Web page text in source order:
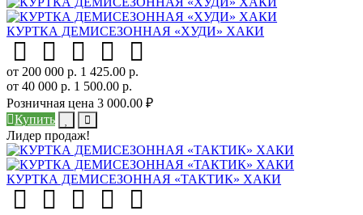
КУРТКА ДЕМИСЕЗОННАЯ «ХУДИ» ХАКИ
от 200 000 р. 1 425.00 р.
от 40 000 р. 1 500.00 р.
Розничная цена 3 000.00 ₽
Купить
Лидер продаж!
КУРТКА ДЕМИСЕЗОННАЯ «ТАКТИК» ХАКИ